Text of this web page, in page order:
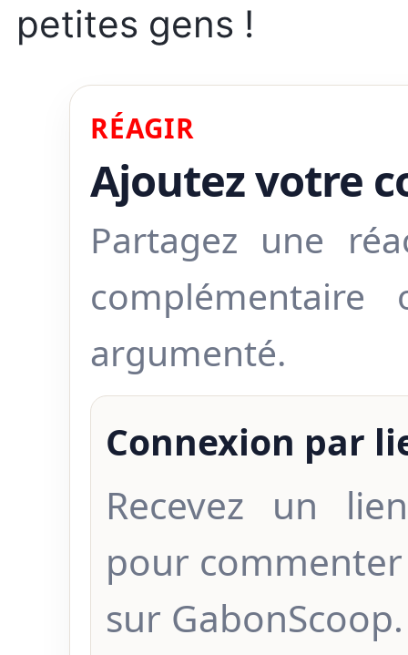
petites gens !
RÉAGIR
Ajoutez votre
Partagez une
argumenté.
Connexion par
Recevez un
pour
sur GabonScoop.